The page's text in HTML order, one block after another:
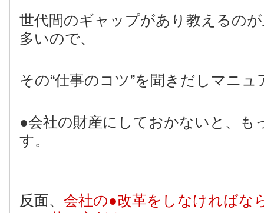
世代間のギャップがあり教えるの
多いので、
その“仕事のコツ”を聞きだしマニュ
●会社の財産にしておかないと、も
す。
反面、 会社の●改革をしなければな